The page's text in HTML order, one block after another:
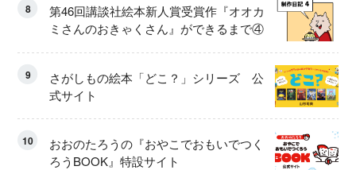
8
第46回講談社絵本新人賞受賞作『オオカ
ミさんのおきゃくさん』ができるまで④
9
さがしもの絵本「どこ？」シリーズ 公
式サイト
10
おおのたろうの『おやこでおもいでつく
ろうBOOK』特設サイト